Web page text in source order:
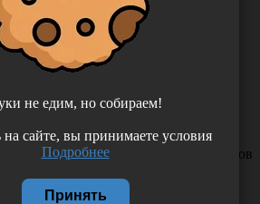
Посмотреть все 1
нестерильный, серии
шт/упаковка, Россия 87805
0 отзывов
20 упак.
10 упак.
не едим, но собираем!
на сайте, вы принимаете условия
Подробнее
Принять